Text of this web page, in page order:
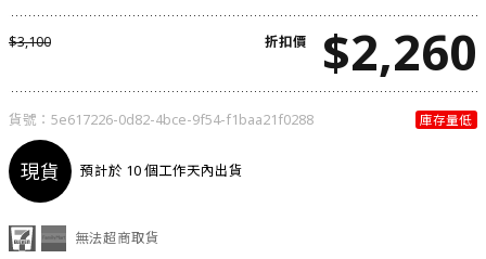
$3,100 折扣價 $2,260
貨號： 5e617226-0d82-4bce-9f54-f1baa21f0288 庫存量低
現貨 預計於 10 個工作天內出貨
無法超商取貨